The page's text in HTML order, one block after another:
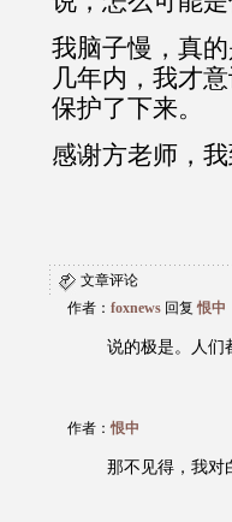
我脑子慢，真
几年内，我才
保护了下来。
感谢方老师，
文章评论
作者： foxnews 回复恨中
说的极是。人们
作者：恨中
那不见得，我对